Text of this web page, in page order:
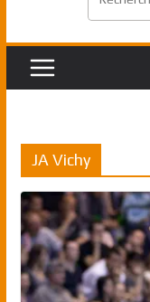
JA Vichy